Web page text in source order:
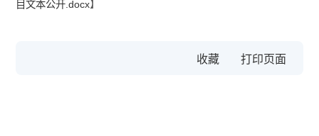
目文本公开.docx】
收藏